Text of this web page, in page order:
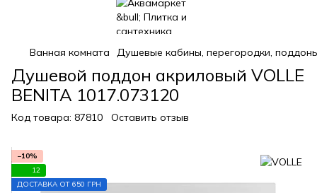
Ванная комната Душевые кабины, перегородки,
Душевой поддон акриловый VOLLE
BENITA 1017.073120
Код товара: 87810 Оставить отзыв
−10%
12
ДОСТАВКА ОТ 650 ГРН